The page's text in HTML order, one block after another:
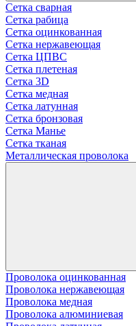
Сетка сварная
Сетка рабица
Сетка оцинкованная
Сетка нержавеющая
Сетка ЦПВС
Сетка плетеная
Сетка 3D
Сетка медная
Сетка латунная
Сетка бронзовая
Сетка Манье
Сетка тканая
Металлическая проволока
Проволока оцинкованная
Проволока нержавеющая
Проволока медная
Проволока алюминиевая